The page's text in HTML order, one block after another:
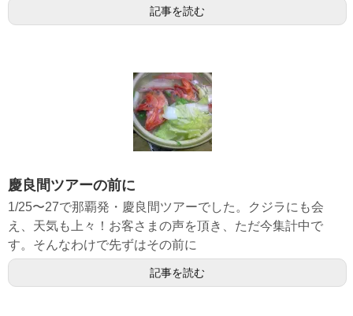
記事を読む
慶良間ツアーの前に
1/25〜27で那覇発・慶良間ツアーでした。クジラにも会
え、天気も上々！お客さまの声を頂き、ただ今集計中で
す。そんなわけで先ずはその前に
記事を読む